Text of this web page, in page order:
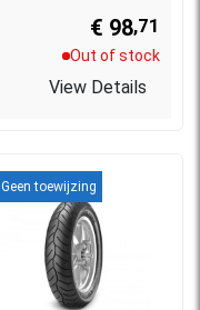
€ 98,71
Out of stock
View Details
Geen toewijzing